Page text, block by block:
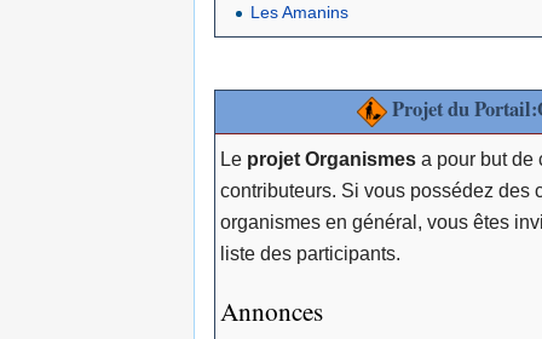
Les Amanins
Projet du
Le projet Organismes a pour but de
contributeurs. Si vous possédez des
organismes en général, vous êtes
liste des participants.
Annonces